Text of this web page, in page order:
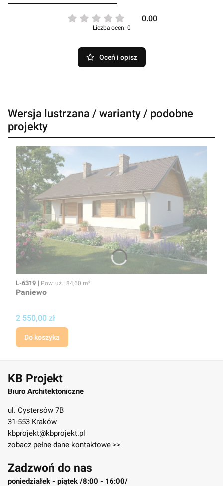
0.00
Liczba ocen: 0
Oceń i opisz
Wersja lustrzana / warianty / podobne
projekty
Kod
L-6319 Powierzchnia użytkowa
Pow. uż.: 84,60 m²
Paniewo
Cena
2 550,00 zł
Do koszyka
KB Projekt
Biuro Architektoniczne
ul. Cystersów 7B
31-553 Kraków
kbprojekt@kbprojekt.pl
zobacz pełne dane kontaktowe >>
Zadzwoń do nas
poniedziałek - piątek /8:00 - 16:00/